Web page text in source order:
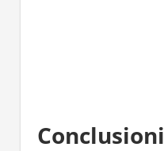
Conclusioni